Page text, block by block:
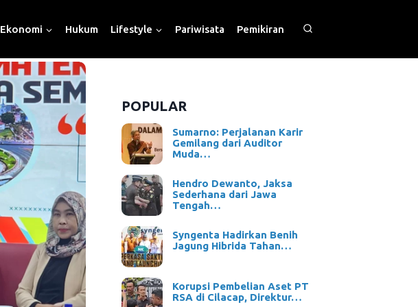
Ekonomi Hukum Lifestyle Pariwisata Pemikiran
POPULAR
Sumarno: Perjalanan Karir
Gemilang dari Auditor
Muda…
Hendro Dewanto, Jaksa
Sederhana dari Jawa
Tengah…
Syngenta Hadirkan Benih
Jagung Hibrida Tahan…
Korupsi Pembelian Aset PT
RSA di Cilacap, Direktur…